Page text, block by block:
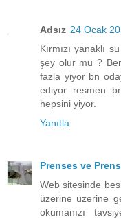
Adsız 24 Ocak
Kırmızı yanaklı
şey olur mu ?
fazla yiyor bn
ediyor resmen
hepsini yiyor.
Yanıtla
Prenses ve Prens
Web sitesinde
üzerine üzerine
okumanızı